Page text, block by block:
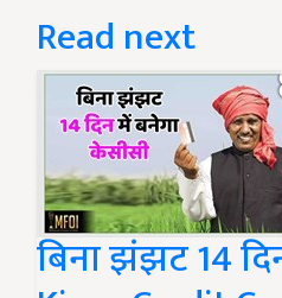
Read next
बिना झंझट 14